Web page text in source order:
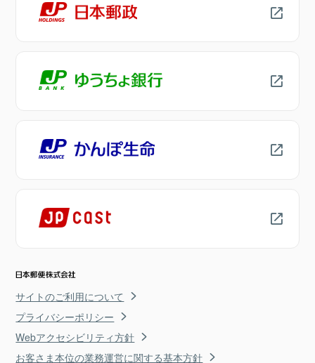
サイトのご利用について
プライバシーポリシー
Webアクセシビリティ方針
お客さま本位の業務運営に関する基本方針